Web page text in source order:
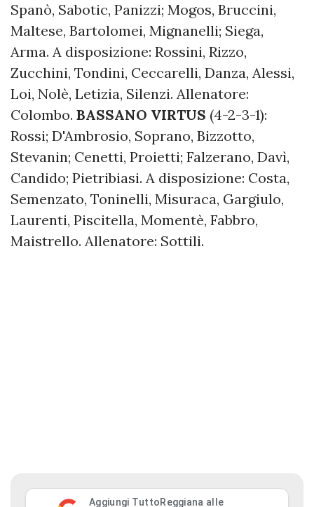
Spanò, Sabotic, Panizzi; Mogos, Bruccini,
Maltese, Bartolomei, Mignanelli; Siega,
Arma. A disposizione: Rossini, Rizzo,
Zucchini, Tondini, Ceccarelli, Danza, Alessi,
Loi, Nolè, Letizia, Silenzi. Allenatore:
Colombo. BASSANO VIRTUS (4-2-3-1):
Rossi; D'Ambrosio, Soprano, Bizzotto,
Stevanin; Cenetti, Proietti; Falzerano, Davì,
Candido; Pietribiasi. A disposizione: Costa,
Semenzato, Toninelli, Misuraca, Gargiulo,
Laurenti, Piscitella, Momentè, Fabbro,
Maistrello. Allenatore: Sottili.
Aggiungi TuttoReggiana alle